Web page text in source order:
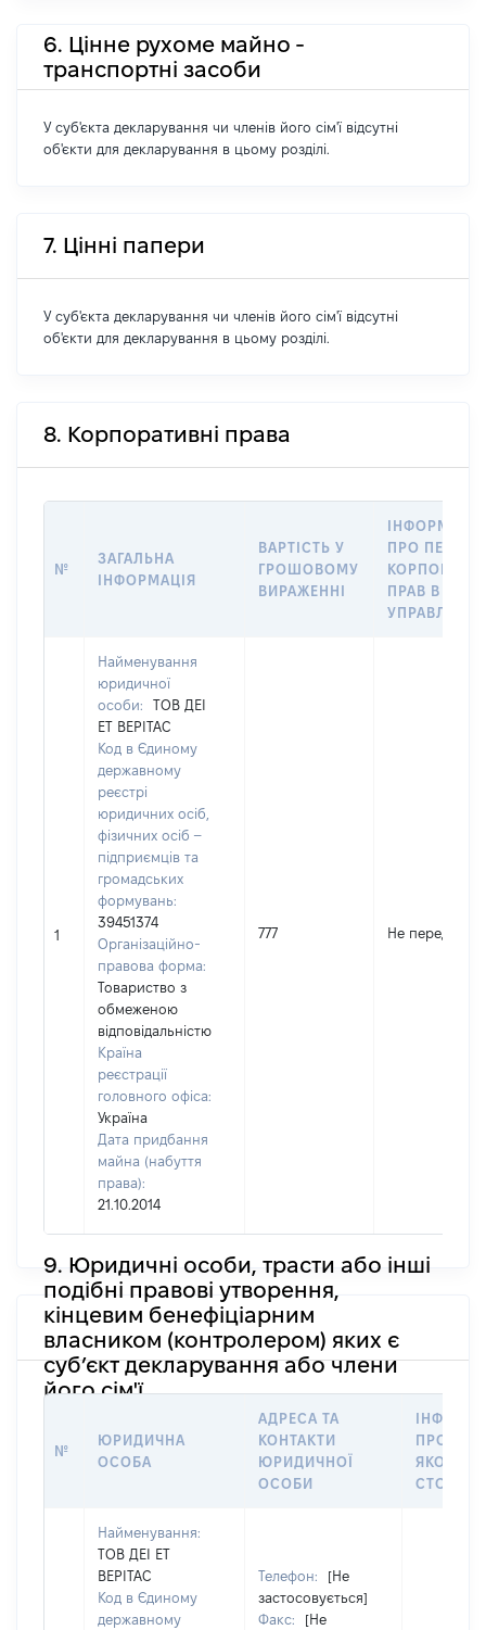
6. Цінне рухоме майно -
транспортні засоби
У суб'єкта декларування чи членів його сім'ї відсутні
об'єкти для декларування в цьому розділі.
7. Цінні папери
У суб'єкта декларування чи членів його сім'ї відсутні
об'єкти для декларування в цьому розділі.
8. Корпоративні права
№
ЗАГАЛЬНА
ІНФОРМАЦІЯ
ВАРТІСТЬ У
ГРОШОВОМУ
ВИРАЖЕННІ
ІНФОРМАЦІЯ
ПРО
ПРАВ В
УПРАВЛІННЯ
1
Найменування
юридичної
особи:
ТОВ ДЕІ
ЕТ ВЕРІТАС
Код в Єдиному
державному
реєстрі
юридичних осіб,
фізичних осіб –
підприємців та
громадських
формувань:
39451374
Організаційно-
правова форма:
Товариство з
обмеженою
відповідальністю
Країна
реєстрації
головного офіса:
Україна
Дата придбання
майна (набуття
права):
21.10.2014
777 Не передано
9. Юридичні особи, трасти або інші
подібні правові утворення,
кінцевим бенефіціарним
власником (контролером) яких є
суб’єкт декларування або члени
його сім'ї
№
ЮРИДИЧНА
ОСОБА
АДРЕСА ТА
КОНТАКТИ
ЮРИДИЧНОЇ
ОСОБИ
ПРО
ЯКОЇ
Найменування:
ТОВ ДЕІ ЕТ
ВЕРІТАС
Код в Єдиному
державному
Телефон:
[Не
застосовується]
Факс:
[Не